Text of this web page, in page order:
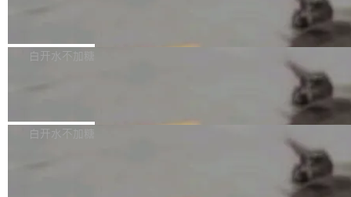
自研的多个文生3D和...
整性保护。效果是：吞吐量提升 41%，每 token
让语音识别不再只是听清，而是真正听懂。通过
w 不要求标准普通话，方言识别覆盖粤语、吴语
新和少量网页兼容性修复版本。 Changes/fixe
容提供的字体时出现的几个问题 为避免音频加
白开水不加糖
发布的 Release Notes，他利用 AI 工具（如 Co
白开水不加糖